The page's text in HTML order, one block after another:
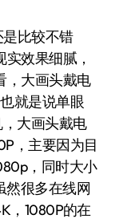
比较不错
效果细腻，
，大画头戴电
就是说单眼
大画头戴电
，主要因为目
，同时大小
然很多在线网
，1080P的在